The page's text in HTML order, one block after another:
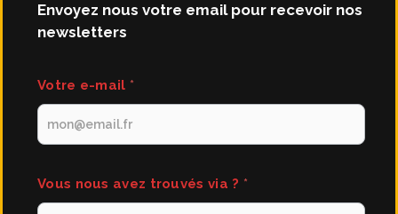
Envoyez nous votre email pour recevoir nos
newsletters
newsletters
Votre e-mail *
Vous nous avez trouvés via ? *